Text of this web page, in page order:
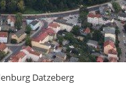
Datzeberg